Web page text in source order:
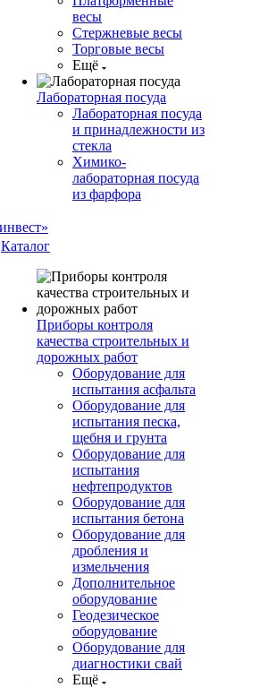
весы
Стержневые весы
Торговые весы
Ещё
Лабораторная посуда
Лабораторная посуда
и принадлежности из
стекла
Химико-
лабораторная посуда
из фарфора
Каталог
Приборы контроля
качества строительных и
дорожных работ
Оборудование для
испытания асфальта
Оборудование для
испытания песка,
щебня и грунта
Оборудование для
испытания
нефтепродуктов
Оборудование для
испытания бетона
Оборудование для
дробления и
измельчения
Дополнительное
оборудование
Геодезическое
оборудование
Оборудование для
диагностики свай
Ещё